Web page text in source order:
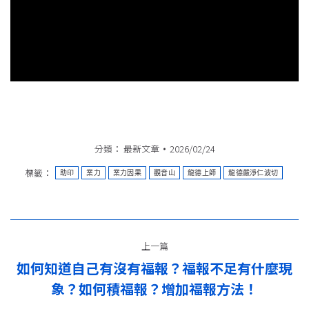
分類： 最新文章
2026/02/24
標籤：
助印 業力 業力因果 觀音山 龍德上師 龍德嚴淨仁波切
章
上一篇
上
一
如何知道自己有沒有福報？福報不足有什麼現
象？如何積福報？增加福報方法！